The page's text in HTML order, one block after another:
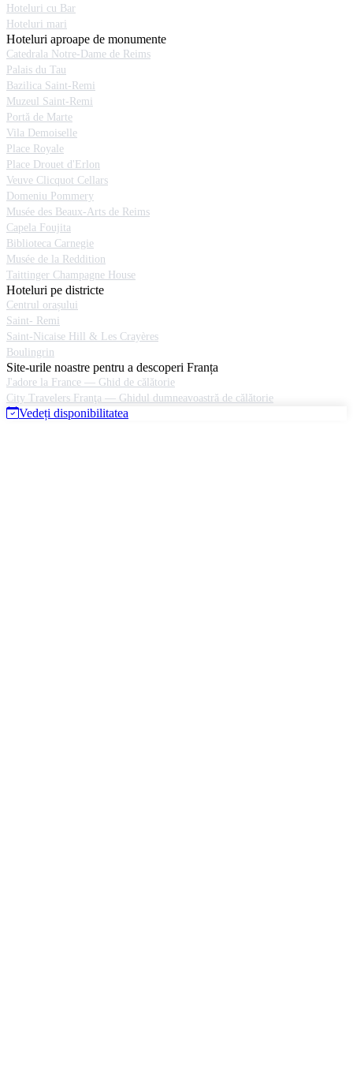
Hoteluri cu Bar
Hoteluri mari
Hoteluri aproape de monumente
Catedrala Notre-Dame de Reims
Palais du Tau
Bazilica Saint-Remi
Muzeul Saint-Remi
Portă de Marte
Vila Demoiselle
Place Royale
Place Drouet d'Erlon
Veuve Clicquot Cellars
Domeniu Pommery
Musée des Beaux-Arts de Reims
Capela Foujita
Biblioteca Carnegie
Musée de la Reddition
Taittinger Champagne House
Hoteluri pe districte
Centrul orașului
Saint- Remi
Saint-Nicaise Hill & Les Crayères
Boulingrin
Site-urile noastre pentru a descoperi Franța
J'adore la France — Ghid de călătorie
City Travelers Franţa — Ghidul dumneavoastră de călătorie
Vedeți disponibilitatea